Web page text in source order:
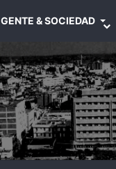
GENTE & SOCIEDAD